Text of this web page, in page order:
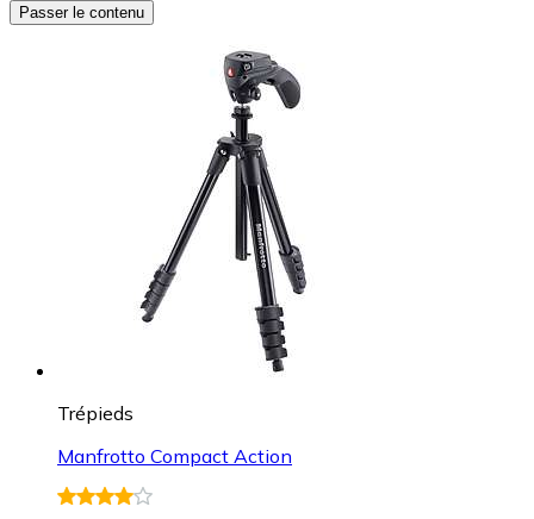
Passer le contenu
Trépieds
Manfrotto Compact Action